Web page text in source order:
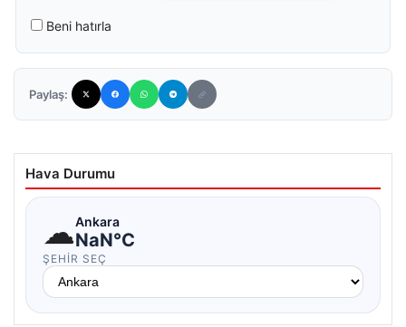
Beni hatırla
Paylaş:
Hava Durumu
☁Ankara
NaN°C
ŞEHIR SEÇ